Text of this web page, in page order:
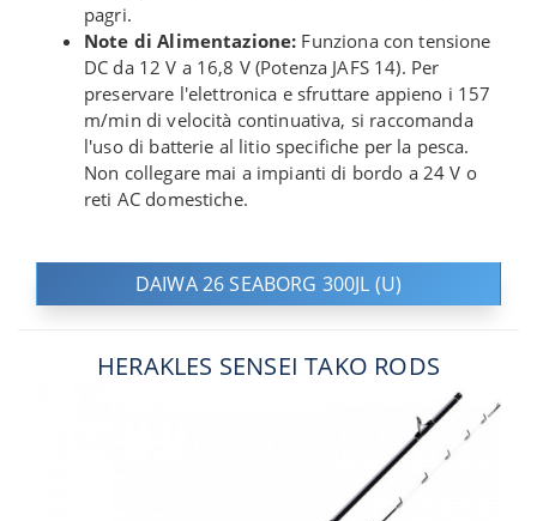
pagri.
Note di Alimentazione: Funziona con tensione
DC da 12 V a 16,8 V (Potenza JAFS 14). Per
preservare l'elettronica e sfruttare appieno i 157
m/min di velocità continuativa, si raccomanda
l'uso di batterie al litio specifiche per la pesca.
Non collegare mai a impianti di bordo a 24 V o
reti AC domestiche.
DAIWA 26 SEABORG 300JL (U)
HERAKLES SENSEI TAKO RODS